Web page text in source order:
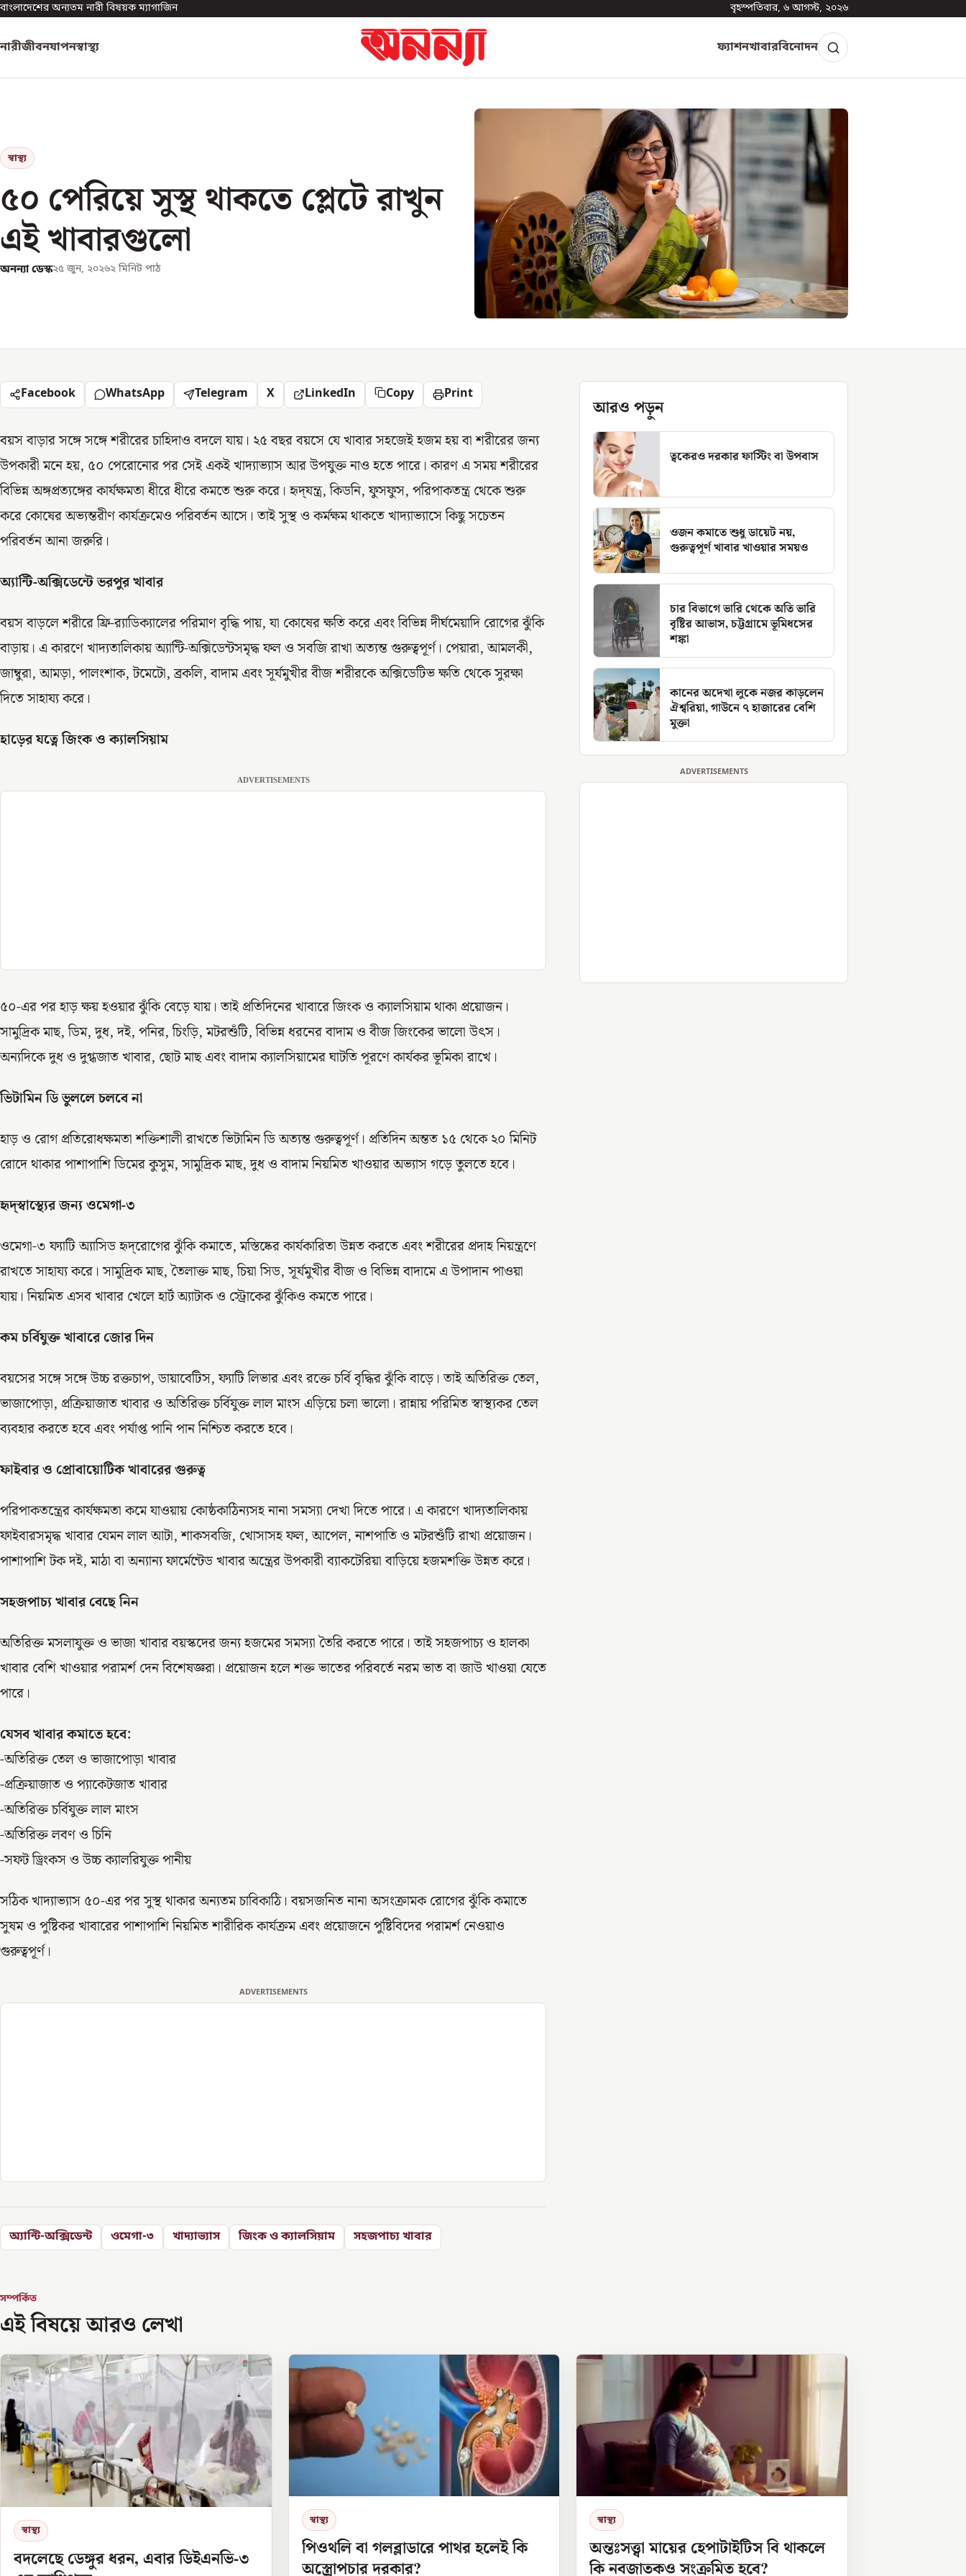
বাংলাদেশের অন্যতম নারী বিষয়ক ম্যাগাজিন বৃহস্পতিবার, ৬ আগস্ট, ২০২৬
নারীজীবনযাপনস্বাস্থ্য ফ্যাশনখাবারবিনোদন
স্বাস্থ্য
৫০ পেরিয়ে সুস্থ থাকতে প্লেটে রাখুন
এই খাবারগুলো
অনন্যা ডেস্ক২৫ জুন, ২০২৬২ মিনিট পাঠ
Facebook WhatsApp Telegram X LinkedIn Copy Print
বয়স বাড়ার সঙ্গে সঙ্গে শরীরের চাহিদাও বদলে যায়। ২৫ বছর বয়সে যে খাবার সহজেই হজম হয় বা শরীরের জন্য
উপকারী মনে হয়, ৫০ পেরোনোর পর সেই একই খাদ্যাভ্যাস আর উপযুক্ত নাও হতে পারে। কারণ এ সময় শরীরের
বিভিন্ন অঙ্গপ্রত্যঙ্গের কার্যক্ষমতা ধীরে ধীরে কমতে শুরু করে। হৃদ্‌যন্ত্র, কিডনি, ফুসফুস, পরিপাকতন্ত্র থেকে শুরু
করে কোষের অভ্যন্তরীণ কার্যক্রমেও পরিবর্তন আসে। তাই সুস্থ ও কর্মক্ষম থাকতে খাদ্যাভ্যাসে কিছু সচেতন
পরিবর্তন আনা জরুরি।
অ্যান্টি-অক্সিডেন্টে ভরপুর খাবার
বয়স বাড়লে শরীরে ফ্রি-র‌্যাডিক্যালের পরিমাণ বৃদ্ধি পায়, যা কোষের ক্ষতি করে এবং বিভিন্ন দীর্ঘমেয়াদি রোগের ঝুঁকি
বাড়ায়। এ কারণে খাদ্যতালিকায় অ্যান্টি-অক্সিডেন্টসমৃদ্ধ ফল ও সবজি রাখা অত্যন্ত গুরুত্বপূর্ণ। পেয়ারা, আমলকী,
জাম্বুরা, আমড়া, পালংশাক, টমেটো, ব্রকলি, বাদাম এবং সূর্যমুখীর বীজ শরীরকে অক্সিডেটিভ ক্ষতি থেকে সুরক্ষা
দিতে সাহায্য করে।
হাড়ের যত্নে জিংক ও ক্যালসিয়াম
ADVERTISEMENTS
৫০-এর পর হাড় ক্ষয় হওয়ার ঝুঁকি বেড়ে যায়। তাই প্রতিদিনের খাবারে জিংক ও ক্যালসিয়াম থাকা প্রয়োজন।
সামুদ্রিক মাছ, ডিম, দুধ, দই, পনির, চিংড়ি, মটরশুঁটি, বিভিন্ন ধরনের বাদাম ও বীজ জিংকের ভালো উৎস।
অন্যদিকে দুধ ও দুগ্ধজাত খাবার, ছোট মাছ এবং বাদাম ক্যালসিয়ামের ঘাটতি পূরণে কার্যকর ভূমিকা রাখে।
ভিটামিন ডি ভুললে চলবে না
হাড় ও রোগ প্রতিরোধক্ষমতা শক্তিশালী রাখতে ভিটামিন ডি অত্যন্ত গুরুত্বপূর্ণ। প্রতিদিন অন্তত ১৫ থেকে ২০ মিনিট
রোদে থাকার পাশাপাশি ডিমের কুসুম, সামুদ্রিক মাছ, দুধ ও বাদাম নিয়মিত খাওয়ার অভ্যাস গড়ে তুলতে হবে।
হৃদ্‌স্বাস্থ্যের জন্য ওমেগা-৩
ওমেগা-৩ ফ্যাটি অ্যাসিড হৃদ্‌রোগের ঝুঁকি কমাতে, মস্তিষ্কের কার্যকারিতা উন্নত করতে এবং শরীরের প্রদাহ নিয়ন্ত্রণে
রাখতে সাহায্য করে। সামুদ্রিক মাছ, তৈলাক্ত মাছ, চিয়া সিড, সূর্যমুখীর বীজ ও বিভিন্ন বাদামে এ উপাদান পাওয়া
যায়। নিয়মিত এসব খাবার খেলে হার্ট অ্যাটাক ও স্ট্রোকের ঝুঁকিও কমতে পারে।
কম চর্বিযুক্ত খাবারে জোর দিন
বয়সের সঙ্গে সঙ্গে উচ্চ রক্তচাপ, ডায়াবেটিস, ফ্যাটি লিভার এবং রক্তে চর্বি বৃদ্ধির ঝুঁকি বাড়ে। তাই অতিরিক্ত তেল,
ভাজাপোড়া, প্রক্রিয়াজাত খাবার ও অতিরিক্ত চর্বিযুক্ত লাল মাংস এড়িয়ে চলা ভালো। রান্নায় পরিমিত স্বাস্থ্যকর তেল
ব্যবহার করতে হবে এবং পর্যাপ্ত পানি পান নিশ্চিত করতে হবে।
ফাইবার ও প্রোবায়োটিক খাবারের গুরুত্ব
পরিপাকতন্ত্রের কার্যক্ষমতা কমে যাওয়ায় কোষ্ঠকাঠিন্যসহ নানা সমস্যা দেখা দিতে পারে। এ কারণে খাদ্যতালিকায়
ফাইবারসমৃদ্ধ খাবার যেমন লাল আটা, শাকসবজি, খোসাসহ ফল, আপেল, নাশপাতি ও মটরশুঁটি রাখা প্রয়োজন।
পাশাপাশি টক দই, মাঠা বা অন্যান্য ফার্মেন্টেড খাবার অন্ত্রের উপকারী ব্যাকটেরিয়া বাড়িয়ে হজমশক্তি উন্নত করে।
সহজপাচ্য খাবার বেছে নিন
অতিরিক্ত মসলাযুক্ত ও ভাজা খাবার বয়স্কদের জন্য হজমের সমস্যা তৈরি করতে পারে। তাই সহজপাচ্য ও হালকা
খাবার বেশি খাওয়ার পরামর্শ দেন বিশেষজ্ঞরা। প্রয়োজন হলে শক্ত ভাতের পরিবর্তে নরম ভাত বা জাউ খাওয়া যেতে
পারে।
যেসব খাবার কমাতে হবে:
-অতিরিক্ত তেল ও ভাজাপোড়া খাবার
-প্রক্রিয়াজাত ও প্যাকেটজাত খাবার
-অতিরিক্ত চর্বিযুক্ত লাল মাংস
-অতিরিক্ত লবণ ও চিনি
-সফট ড্রিংকস ও উচ্চ ক্যালরিযুক্ত পানীয়
সঠিক খাদ্যাভ্যাস ৫০-এর পর সুস্থ থাকার অন্যতম চাবিকাঠি। বয়সজনিত নানা অসংক্রামক রোগের ঝুঁকি কমাতে
সুষম ও পুষ্টিকর খাবারের পাশাপাশি নিয়মিত শারীরিক কার্যক্রম এবং প্রয়োজনে পুষ্টিবিদের পরামর্শ নেওয়াও
গুরুত্বপূর্ণ।
ADVERTISEMENTS
অ্যান্টি-অক্সিডেন্ট ওমেগা-৩ খাদ্যাভ্যাস জিংক ও ক্যালসিয়াম সহজপাচ্য খাবার
আরও পড়ুন
ত্বকেরও দরকার ফাস্টিং বা উপবাস
ওজন কমাতে শুধু ডায়েট নয়,
গুরুত্বপূর্ণ খাবার খাওয়ার সময়ও
চার বিভাগে ভারি থেকে অতি ভারি
বৃষ্টির আভাস, চট্টগ্রামে ভূমিধসের
শঙ্কা
কানের অদেখা লুকে নজর কাড়লেন
ঐশ্বরিয়া, গাউনে ৭ হাজারের বেশি
মুক্তা
ADVERTISEMENTS
সম্পর্কিত
এই বিষয়ে আরও লেখা
স্বাস্থ্য
বদলেছে ডেঙ্গুর ধরন, এবার ডিইএনভি-৩
স্বাস্থ্য
পিওথলি বা গলব্লাডারে পাথর হলেই কি
অস্ত্রোপচার দরকার?
স্বাস্থ্য
অন্তঃসত্ত্বা মায়ের হেপাটাইটিস বি থাকলে
কি নবজাতকও সংক্রমিত হবে?